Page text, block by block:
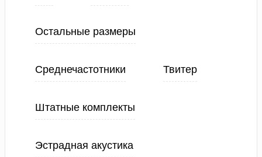
Остальные размеры
Среднечастотники Твитер
Штатные комплекты
Эстрадная акустика